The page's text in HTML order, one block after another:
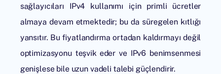
sağlayıcıları IPv4 kullanımı için primli ücretler
almaya devam etmektedir; bu da süregelen kıtlığı
yansıtır. Bu fiyatlandırma ortadan kaldırmayı değil
optimizasyonu teşvik eder ve IPv6 benimsenmesi
genişlese bile uzun vadeli talebi güçlendirir.